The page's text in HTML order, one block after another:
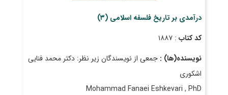
درآمدی بر تاریخ فلسفه اسلامی (۳)
کد کتاب : ۱۸۸۷
نویسنده(ها) : جمعی از نویسندگان زیر نظر: دکتر محمد فنایی
اشکوری
Mohammad Fanaei Eshkevari , PhD